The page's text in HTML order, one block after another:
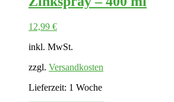
12,99 €
inkl. MwSt.
zzgl. Versandkosten
Lieferzeit: 1 Woche